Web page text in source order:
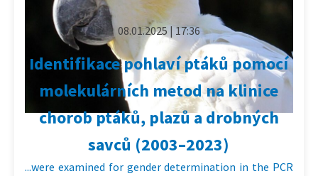
08.01.2025 | 17:36
Identifikace pohlaví ptáků pomocí
molekulárních metod na klinice
chorob ptáků, plazů a drobných
savců (2003–2023)
...were examined for gender determination in the PCR